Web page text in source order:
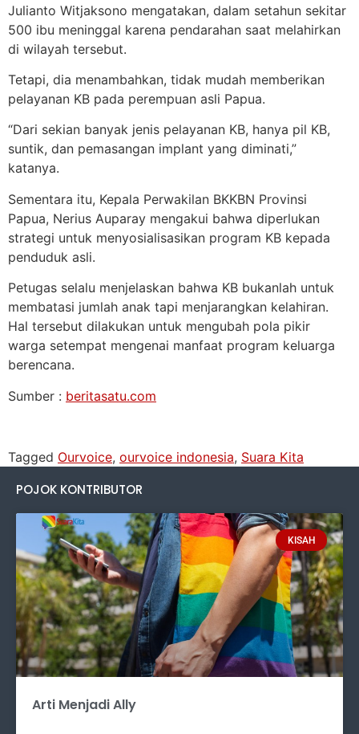
Julianto Witjaksono mengatakan, dalam setahun sekitar
500 ibu meninggal karena pendarahan saat melahirkan
di wilayah tersebut.
Tetapi, dia menambahkan, tidak mudah memberikan
pelayanan KB pada perempuan asli Papua.
“Dari sekian banyak jenis pelayanan KB, hanya pil KB,
suntik, dan pemasangan implant yang diminati,”
katanya.
Sementara itu, Kepala Perwakilan BKKBN Provinsi
Papua, Nerius Auparay mengakui bahwa diperlukan
strategi untuk menyosialisasikan program KB kepada
penduduk asli.
Petugas selalu menjelaskan bahwa KB bukanlah untuk
membatasi jumlah anak tapi menjarangkan kelahiran.
Hal tersebut dilakukan untuk mengubah pola pikir
warga setempat mengenai manfaat program keluarga
berencana.
Sumber : beritasatu.com
Tagged Ourvoice, ourvoice indonesia, Suara Kita
POJOK KONTRIBUTOR
KISAH
Arti Menjadi Ally